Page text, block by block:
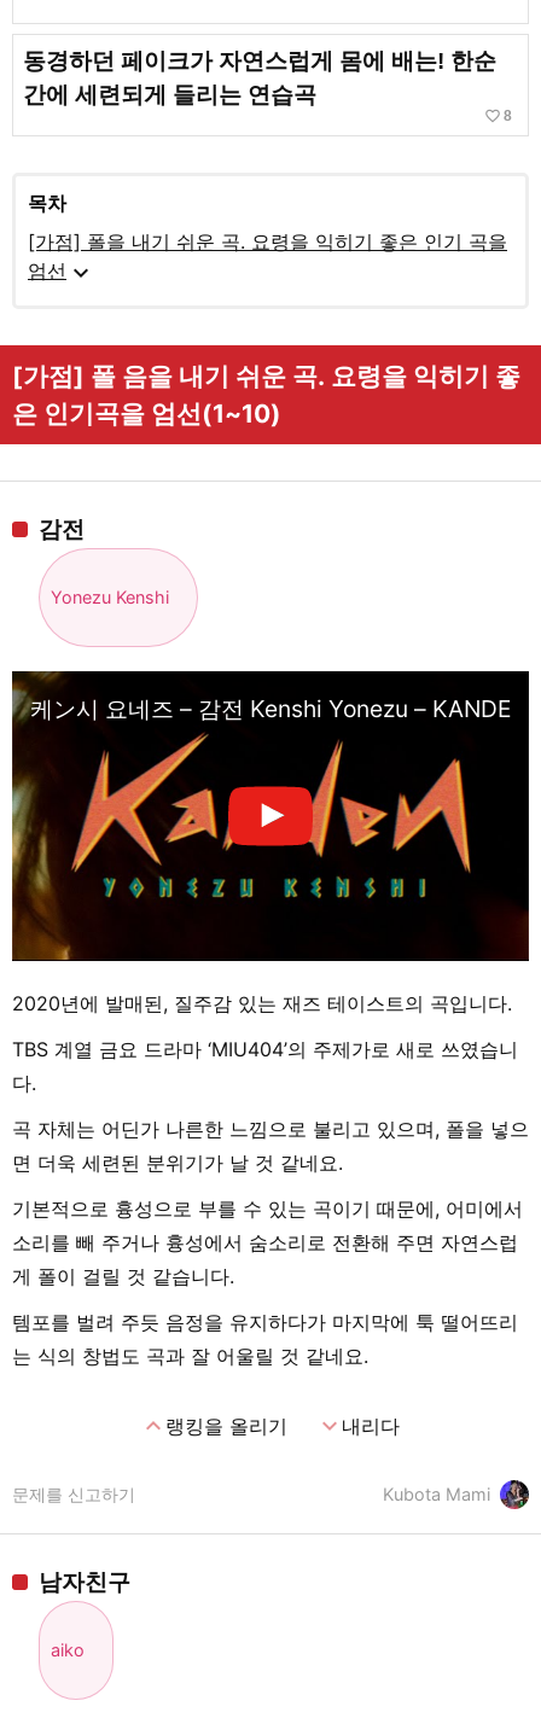
동경하던 페이크가 자연스럽게 몸에 배는! 한순
간에 세련되게 들리는 연습곡
favorite_border 8
목차
[가점] 폴을 내기 쉬운 곡. 요령을 익히기 좋은 인기 곡을
엄선 expand_more
[가점] 폴 음을 내기 쉬운 곡. 요령을 익히기 좋
은 인기곡을 엄선(1~10)
감전
Yonezu Kenshi
케ン시 요네즈 – 감전 Kenshi Yonezu – KANDEN
2020년에 발매된, 질주감 있는 재즈 테이스트의 곡입니다.
TBS 계열 금요 드라마 ‘MIU404’의 주제가로 새로 쓰였습니
다.
곡 자체는 어딘가 나른한 느낌으로 불리고 있으며, 폴을 넣으
면 더욱 세련된 분위기가 날 것 같네요.
기본적으로 흉성으로 부를 수 있는 곡이기 때문에, 어미에서
소리를 빼 주거나 흉성에서 숨소리로 전환해 주면 자연스럽
게 폴이 걸릴 것 같습니다.
템포를 벌려 주듯 음정을 유지하다가 마지막에 툭 떨어뜨리
는 식의 창법도 곡과 잘 어울릴 것 같네요.
expand_less랭킹을 올리기 expand_more내리다
Kubota Mami
문제를 신고하기
남자친구
aiko